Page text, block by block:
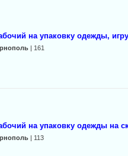
на упаковку одежды,
| 161
на упаковку одежды на
| 113